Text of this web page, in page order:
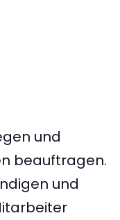
und
beauftragen.
und